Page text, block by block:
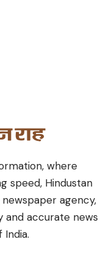
where
speed, Hindustan
agency,
accurate news